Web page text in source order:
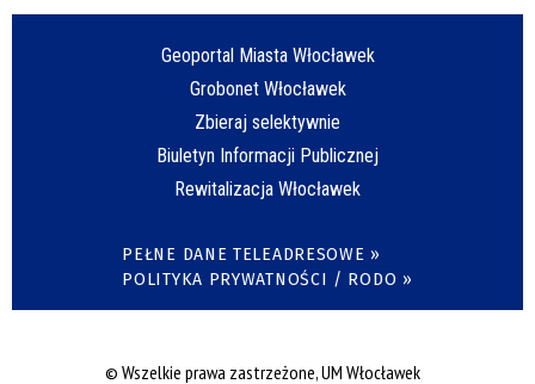
Geoportal Miasta Włocławek
Grobonet Włocławek
Zbieraj selektywnie
Biuletyn Informacji Publicznej
Rewitalizacja Włocławek
PEŁNE DANE TELEADRESOWE »
POLITYKA PRYWATNOŚCI / RODO »
© Wszelkie prawa zastrzeżone, UM Włocławek